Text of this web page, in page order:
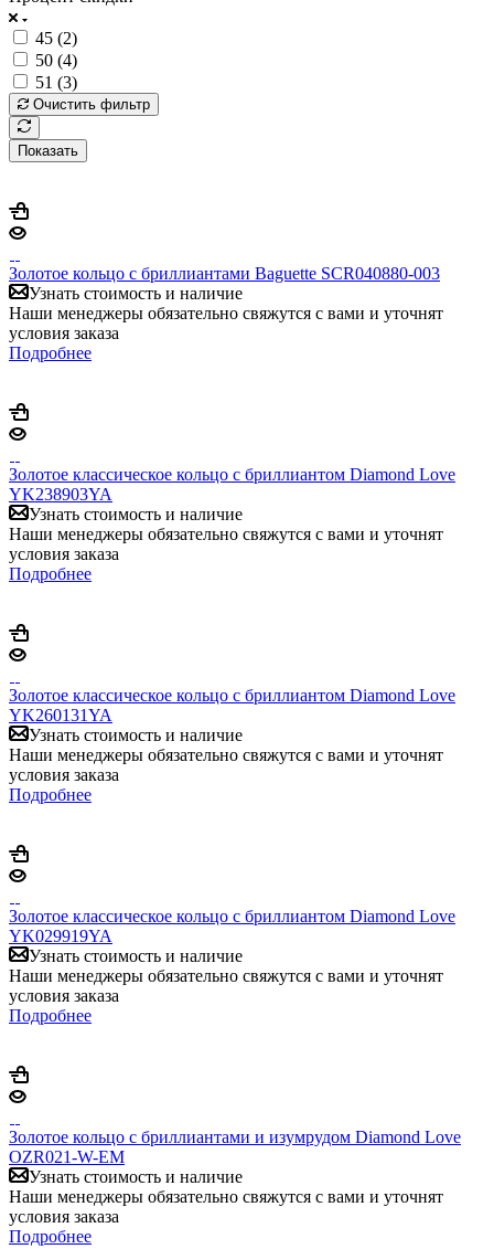
45 (2)
50 (4)
51 (3)
Очистить фильтр
Показать
Золотое кольцо с бриллиантами Baguette SCR040880-003
Узнать стоимость и наличие
Наши менеджеры обязательно свяжутся с вами и уточнят
условия заказа
Подробнее
Золотое классическое кольцо с бриллиантом Diamond Love
YK238903YA
Узнать стоимость и наличие
Наши менеджеры обязательно свяжутся с вами и уточнят
условия заказа
Подробнее
Золотое классическое кольцо с бриллиантом Diamond Love
YK260131YA
Узнать стоимость и наличие
Наши менеджеры обязательно свяжутся с вами и уточнят
условия заказа
Подробнее
Золотое классическое кольцо с бриллиантом Diamond Love
YK029919YA
Узнать стоимость и наличие
Наши менеджеры обязательно свяжутся с вами и уточнят
условия заказа
Подробнее
Золотое кольцо с бриллиантами и изумрудом Diamond Love
OZR021-W-EM
Узнать стоимость и наличие
Наши менеджеры обязательно свяжутся с вами и уточнят
условия заказа
Подробнее